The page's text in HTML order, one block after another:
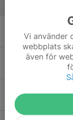
Fair Play
22 mar,
Serie 25/26
14 jun 2025
Vi använder
webbplats
även för